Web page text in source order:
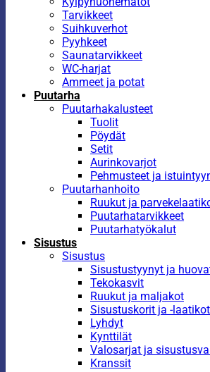
Tarvikkeet
Suihkuverhot
Pyyhkeet
Saunatarvikkeet
WC-harjat
Ammeet ja potat
Puutarha
Puutarhakalusteet
Tuolit
Pöydät
Setit
Aurinkovarjot
Pehmusteet ja
Puutarhanhoito
Ruukut ja
Puutarhatarvikkeet
Puutarhatyökalut
Sisustus
Sisustus
Sisustustyynyt ja
Tekokasvit
Ruukut ja maljakot
Sisustuskorit ja -laatikot
Lyhdyt
Kynttilät
Valosarjat ja
Kranssit